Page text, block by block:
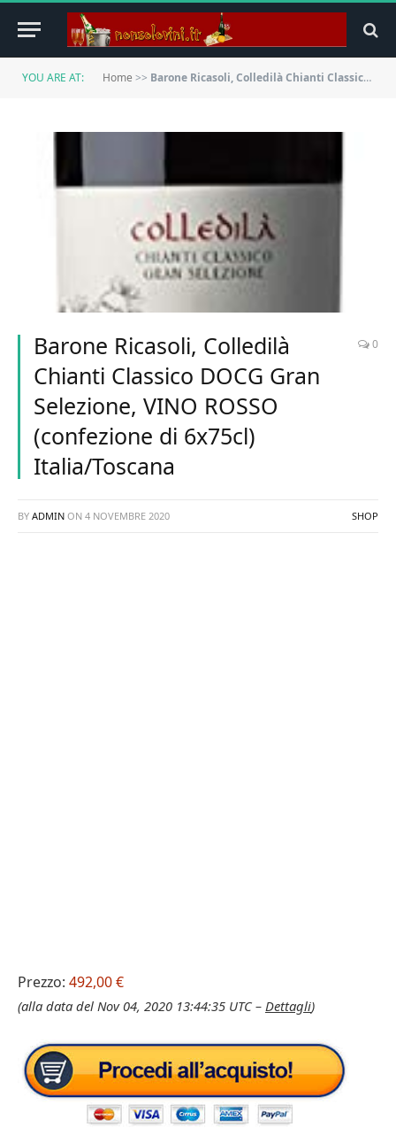
YOU ARE AT: Home >> Barone Ricasoli, Colledilà Chianti Classico DOCG Gran Selezione, VINO ROSSO (confezione di 6x75cl) Italia/Toscana
Barone Ricasoli, Colledilà
Chianti Classico DOCG Gran
Selezione, VINO ROSSO
(confezione di 6x75cl)
Italia/Toscana
0
BY ADMIN ON 4 NOVEMBRE 2020 SHOP
Prezzo: 492,00 €
(alla data del Nov 04, 2020 13:44:35 UTC – Dettagli)